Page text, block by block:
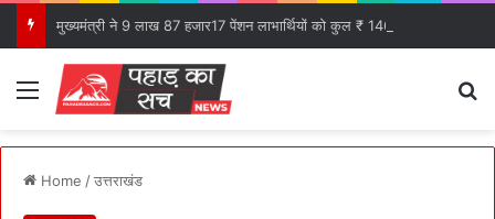
Menu
Home /उत्तराखंड